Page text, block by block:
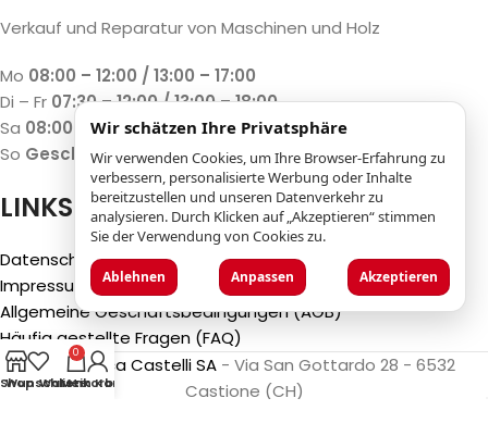
Verkauf und Reparatur von Maschinen und Holz
Mo 08:00 – 12:00 / 13:00 – 17:00
Di – Fr 07:30 – 12:00 / 13:00 – 18:00
Sa 08:00 – 12:00 / 13:00 – 17:00
So Geschlossen
LINKS
Datenschutzbestimmungen
Impressum
Allgemeine Geschäftsbedingungen (AGB)
Häufig gestellte Fragen (FAQ)
©2025Luca Castelli SA- Via San Gottardo 28 - 6532
Castione (CH)
Shop
Wunschliste
0
Warenkorb
Mein Konto
Wir schätzen Ihre Privatsphäre
Wir verwenden Cookies, um Ihre Browser-Erfahrung zu
verbessern, personalisierte Werbung oder Inhalte
bereitzustellen und unseren Datenverkehr zu
analysieren. Durch Klicken auf „Akzeptieren“ stimmen
Sie der Verwendung von Cookies zu.
Ablehnen Anpassen Akzeptieren